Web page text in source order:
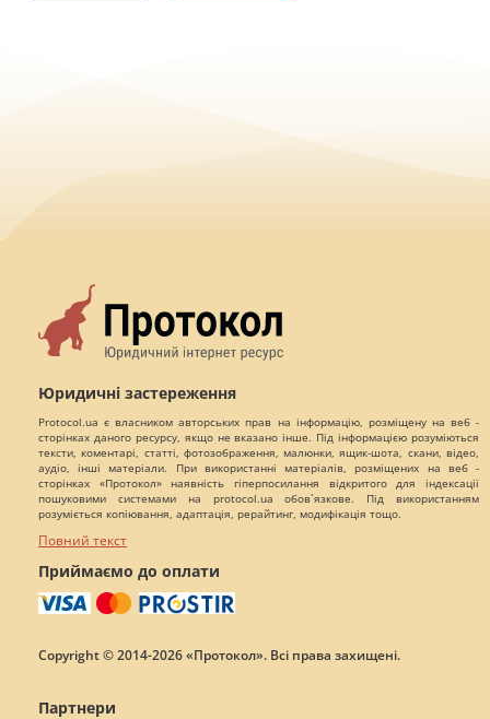
Юридичні застереження
Protocol.ua є власником авторських прав на інформацію, розміщену на веб -
сторінках даного ресурсу, якщо не вказано інше. Під інформацією розуміються
тексти, коментарі, статті, фотозображення, малюнки, ящик-шота, скани, відео,
аудіо, інші матеріали. При використанні матеріалів, розміщених на веб -
сторінках «Протокол» наявність гіперпосилання відкритого для індексації
пошуковими системами на protocol.ua обов`язкове. Під використанням
розуміється копіювання, адаптація, рерайтинг, модифікація тощо.
Повний текст
Приймаємо до оплати
Copyright © 2014-2026 «Протокол». Всі права захищені.
Партнери